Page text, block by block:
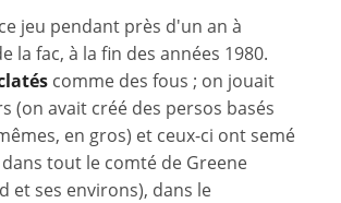
jeu pendant près d'un an à
la fac, à la fin des années 1980.
comme des fous ; on jouait
(on avait créé des persos basés
en gros) et ceux-ci ont semé
tout le comté de Greene
et ses environs), dans le